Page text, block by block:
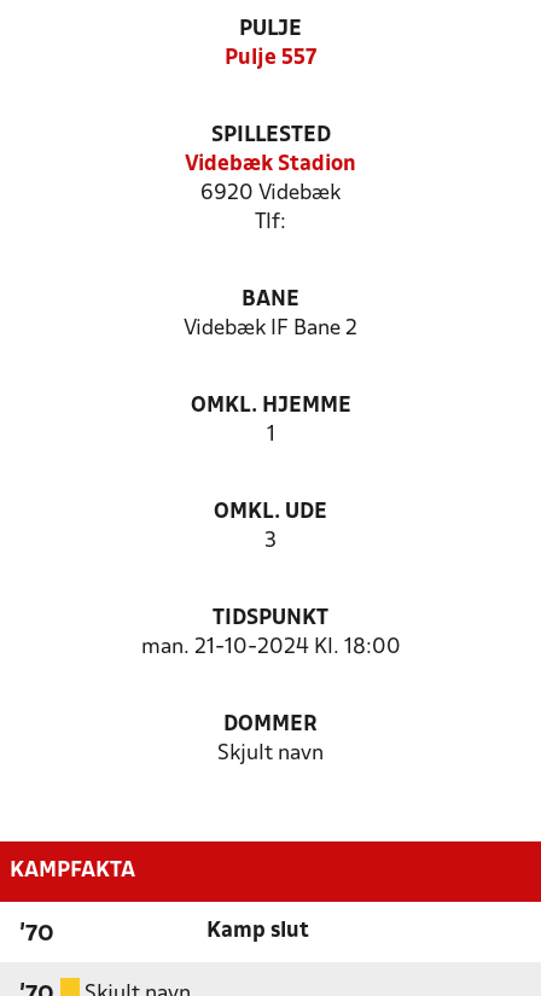
PULJE
Pulje 557
SPILLESTED
Videbæk Stadion
6920 Videbæk
Tlf:
BANE
Videbæk IF Bane 2
OMKL. HJEMME
1
OMKL. UDE
3
TIDSPUNKT
man. 21-10-2024 Kl. 18:00
DOMMER
Skjult navn
KAMPFAKTA
'70 Kamp slut